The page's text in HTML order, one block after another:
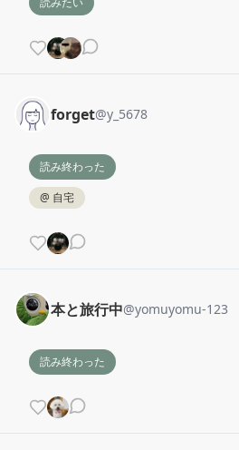
forget@y_5678
読み終わった
@ 自宅
本と旅行中@yomuyomu-123
読み終わった